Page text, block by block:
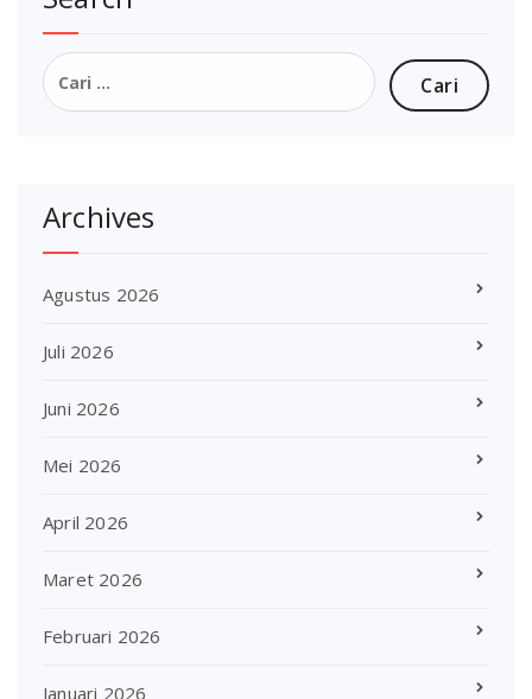
Cari
untuk:
Archives
Agustus 2026
Juli 2026
Juni 2026
Mei 2026
April 2026
Maret 2026
Februari 2026
Januari 2026